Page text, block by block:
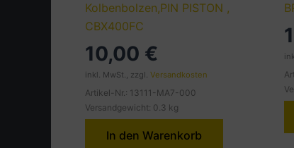
Kolbenbolzen,PIN PISTON ,
CBX400FC
10,00 €
inkl. MwSt., zzgl. Versandkosten
Artikel-Nr.: 13111-MA7-000
Versandgewicht: 0.3 kg
In den Warenkorb